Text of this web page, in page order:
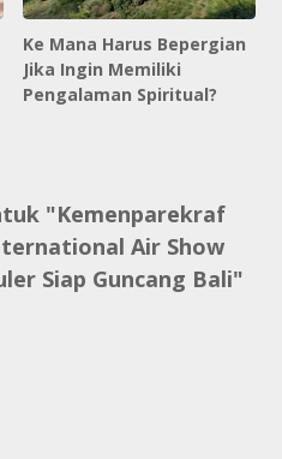
Ke Mana Harus Bepergian
Jika Ingin Memiliki
Pengalaman Spiritual?
"Kemenparekraf
Air Show
Siap Guncang Bali"